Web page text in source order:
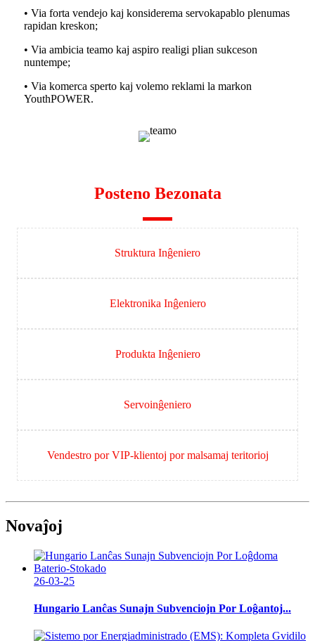
• Via forta vendejo kaj konsiderema servokapablo plenumas
rapidan kreskon;
• Via ambicia teamo kaj aspiro realigi plian sukceson
nuntempe;
• Via komerca sperto kaj volemo reklami la markon
YouthPOWER.
Posteno Bezonata
Struktura Inĝeniero
Elektronika Inĝeniero
Produkta Inĝeniero
Servoinĝeniero
Vendestro por VIP-klientoj por malsamaj teritorioj
Novaĵoj
26-03-25
Hungario Lanĉas Sunajn Subvenciojn Por Loĝantoj...